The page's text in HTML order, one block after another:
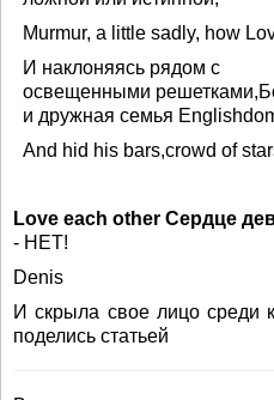
Murmur, a little sadly, how
И наклоняясь рядом с
освещенными
и дружная семья
And hid his bars,crowd of
Love each other Сердце
- НЕТ!
Denis
И скрыла свое лицо среди
поделись статьей